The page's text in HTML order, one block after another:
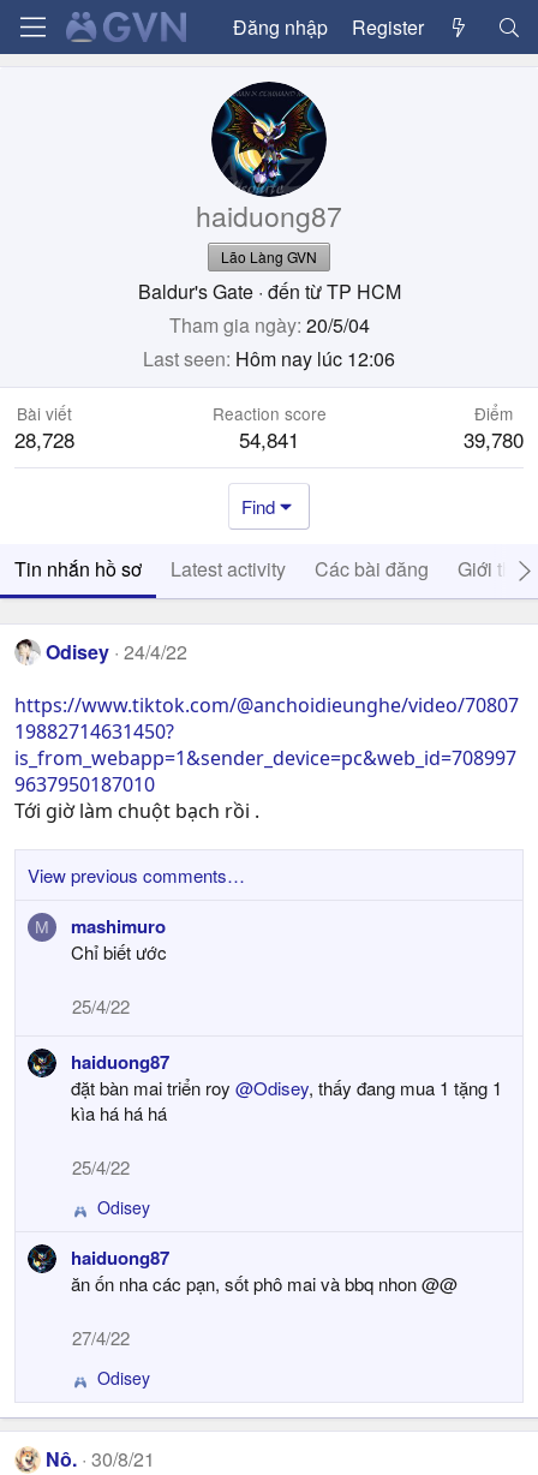
Đăng nhập Register
haiduong87
Lão Làng GVN
Baldur's Gate · đến từTP HCM
Tham gia ngày 20/5/04
Last seen Hôm nay lúc 12:06
Bài viết
28,728
Reaction score
54,841
Điểm
39,780
Find
Tin nhắn hồ sơ Latest activity Các bài đăng Giới thiệu
Odisey 24/4/22
https://www.tiktok.com/@anchoidieunghe/video/70807
19882714631450?
is_from_webapp=1&sender_device=pc&web_id=708997
9637950187010
Tới giờ làm chuột bạch rồi .
View previous comments…
M mashimuro
Chỉ biết ước
25/4/22
haiduong87
đặt bàn mai triển roy @Odisey, thấy đang mua 1 tặng 1
kìa há há há
25/4/22
R
a
c
n
s
:
Odisey
haiduong87
ăn ốn nha các pạn, sốt phô mai và bbq nhon @@
27/4/22
R
e
a
c
Odisey
Nô. 30/8/21